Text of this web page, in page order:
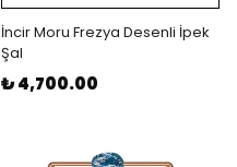
İncir Moru Frezya Desenli İpek
Şal
₺ 4,700.00